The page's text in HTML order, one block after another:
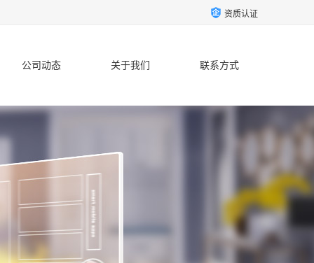
资质认证
公司动态 关于我们 联系方式